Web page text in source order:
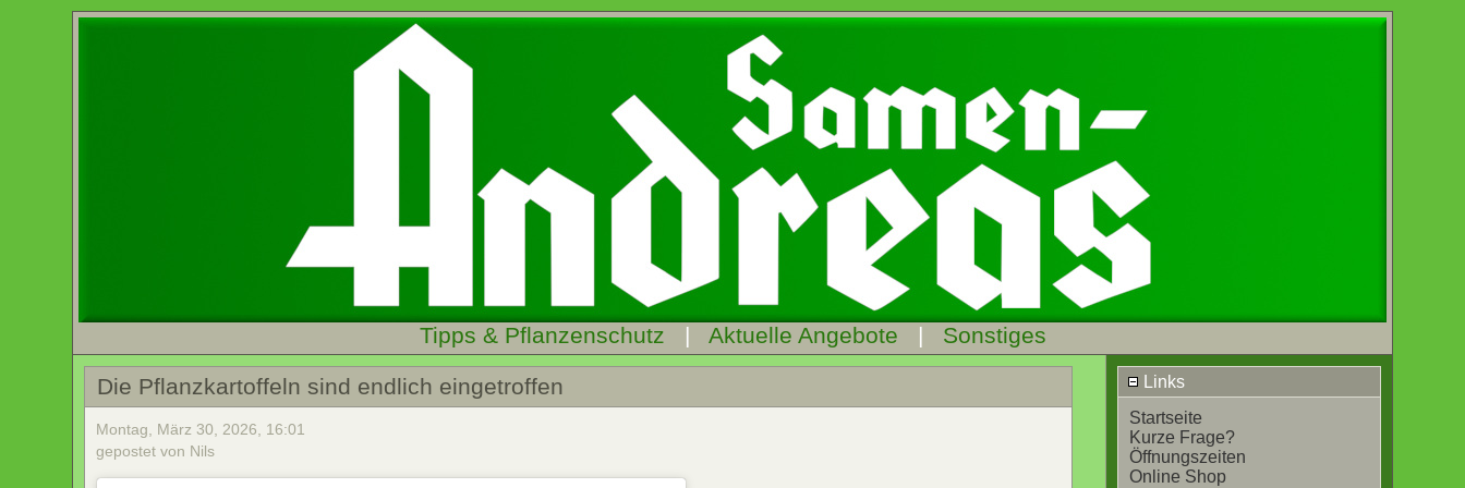
Tipps & Pflanzenschutz | Aktuelle Angebote | Sonstiges
Links
Startseite
Kurze Frage?
Öffnungszeiten
Online Shop
Die Pflanzkartoffeln sind endlich eingetroffen
Montag, März 30, 2026, 16:01
gepostet von Nils